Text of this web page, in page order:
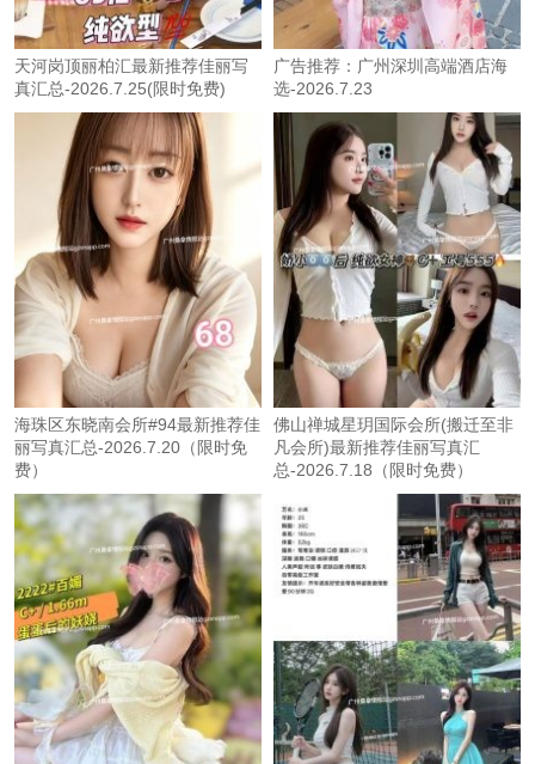
天河岗顶丽柏汇最新推荐佳丽写
真汇总-2026.7.25(限时免费)
广告推荐：广州深圳高端酒店海
选-2026.7.23
海珠区东晓南会所#94最新推荐佳
丽写真汇总-2026.7.20（限时免
费）
佛山禅城星玥国际会所(搬迁至非
凡会所)最新推荐佳丽写真汇
总-2026.7.18（限时免费）